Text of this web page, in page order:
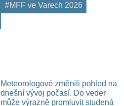
#MFF ve Varech 2026
Meteorologové změnili pohled na
dnešní vývoj počasí. Do veder
může výrazně promluvit studená